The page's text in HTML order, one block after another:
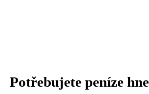
Potřebujete peníze